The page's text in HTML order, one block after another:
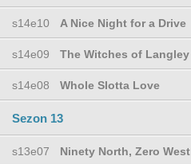
s14e10 A Nice Night for a Drive
s14e09 The Witches of Langley
s14e08 Whole Slotta Love
Sezon 13
s13e07 Ninety North, Zero West